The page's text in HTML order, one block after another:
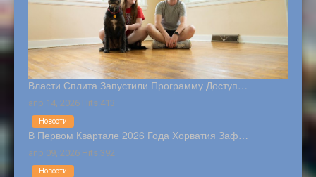
Власти Сплита Запустили Программу Доступ…
апр 14, 2026 Hits:413
В Первом Квартале 2026 Года Хорватия Заф…
апр 09, 2026 Hits:392
Новости
Новости